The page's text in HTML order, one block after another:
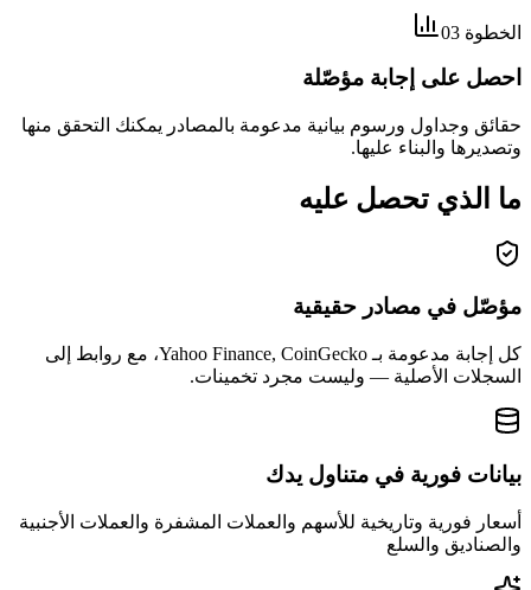
الخطوة 03
احصل على إجابة مؤصّلة
حقائق وجداول ورسوم بيانية مدعومة بالمصادر يمكنك التحقق منها
وتصديرها والبناء عليها.
ما الذي تحصل عليه
مؤصّل في مصادر حقيقية
كل إجابة مدعومة بـ Yahoo Finance, CoinGecko، مع روابط إلى
السجلات الأصلية — وليست مجرد تخمينات.
بيانات فورية في متناول يدك
أسعار فورية وتاريخية للأسهم والعملات المشفرة والعملات الأجنبية
والصناديق والسلع